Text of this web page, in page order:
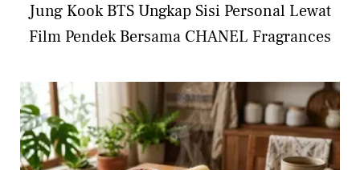
Jung Kook BTS Ungkap Sisi Personal Lewat
Film Pendek Bersama CHANEL Fragrances